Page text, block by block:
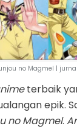
no Magmel |
terbaik
epik.
no Magmel.